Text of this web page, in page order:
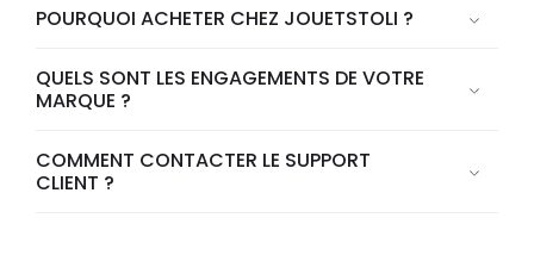
POURQUOI ACHETER CHEZ JOUETSTOLI ?
QUELS SONT LES ENGAGEMENTS DE VOTRE
MARQUE ?
COMMENT CONTACTER LE SUPPORT
CLIENT ?